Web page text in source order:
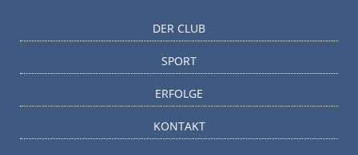
DER CLUB
SPORT
ERFOLGE
KONTAKT